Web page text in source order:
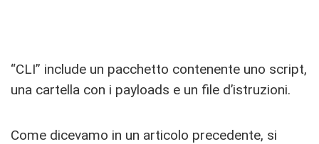
“CLI” include un pacchetto contenente uno script,
una cartella con i payloads e un file d’istruzioni.
Come dicevamo in un articolo precedente, si